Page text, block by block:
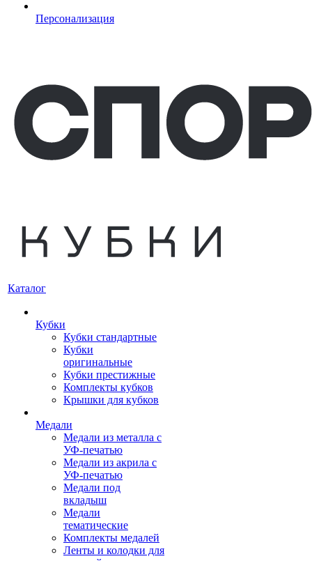
Персонализация
Каталог
Кубки
Кубки стандартные
Кубки
оригинальные
Кубки престижные
Комплекты кубков
Крышки для кубков
Медали
Медали из металла с
УФ-печатью
Медали из акрила с
УФ-печатью
Медали под
вкладыш
Медали
тематические
Комплекты медалей
Ленты и колодки для